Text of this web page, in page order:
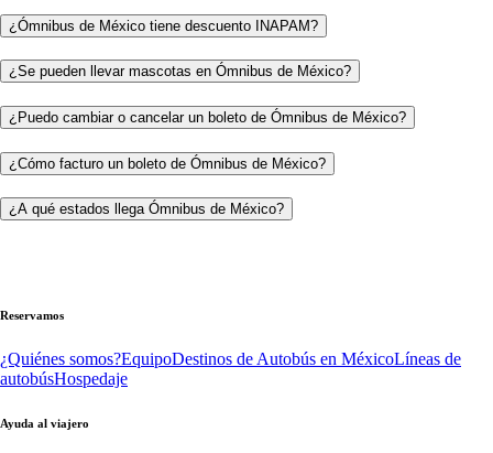
¿Ómnibus de México tiene descuento INAPAM?
¿Se pueden llevar mascotas en Ómnibus de México?
¿Puedo cambiar o cancelar un boleto de Ómnibus de México?
¿Cómo facturo un boleto de Ómnibus de México?
¿A qué estados llega Ómnibus de México?
Reservamos
¿Quiénes somos?EquipoDestinos de Autobús en MéxicoLíneas de
autobúsHospedaje
Ayuda al viajero